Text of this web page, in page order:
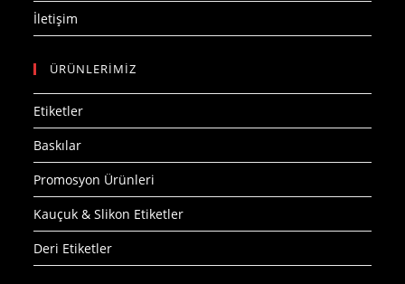
İletişim
ÜRÜNLERİMİZ
Etiketler
Baskılar
Promosyon Ürünleri
Kauçuk & Slikon Etiketler
Deri Etiketler